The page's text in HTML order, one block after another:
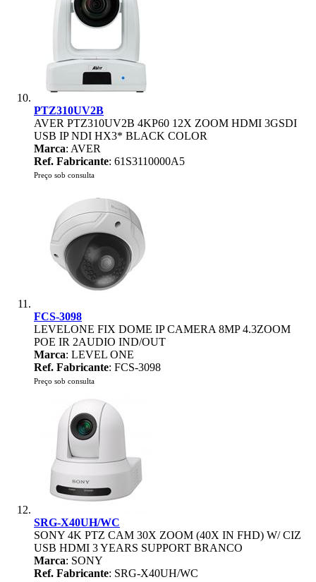
PTZ310UV2B
AVER PTZ310UV2B 4KP60 12X ZOOM HDMI 3GSDI
USB IP NDI HX3* BLACK COLOR
Marca: AVER
Ref. Fabricante: 61S3110000A5
Preço sob consulta
FCS-3098
LEVELONE FIX DOME IP CAMERA 8MP 4.3ZOOM
POE IR 2AUDIO IND/OUT
Marca: LEVEL ONE
Ref. Fabricante: FCS-3098
Preço sob consulta
SRG-X40UH/WC
SONY 4K PTZ CAM 30X ZOOM (40X IN FHD) W/ CIZ
USB HDMI 3 YEARS SUPPORT BRANCO
Marca: SONY
Ref. Fabricante: SRG-X40UH/WC